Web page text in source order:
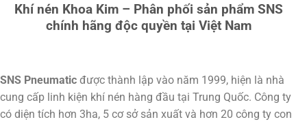
Khí nén Khoa Kim – Phân phối sản phẩm SNS
chính hãng độc quyền tại Việt Nam
SNS Pneumatic được thành lập vào năm 1999, hiện là nhà
cung cấp linh kiện khí nén hàng đầu tại Trung Quốc. Công ty
có diện tích hơn 3ha, 5 cơ sở sản xuất và hơn 20 công ty con